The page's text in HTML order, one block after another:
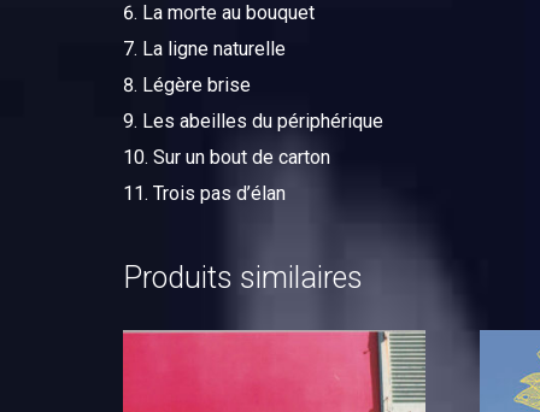
La morte au bouquet
La ligne naturelle
Légère brise
Les abeilles du périphérique
Sur un bout de carton
Trois pas d’élan
Produits similaires